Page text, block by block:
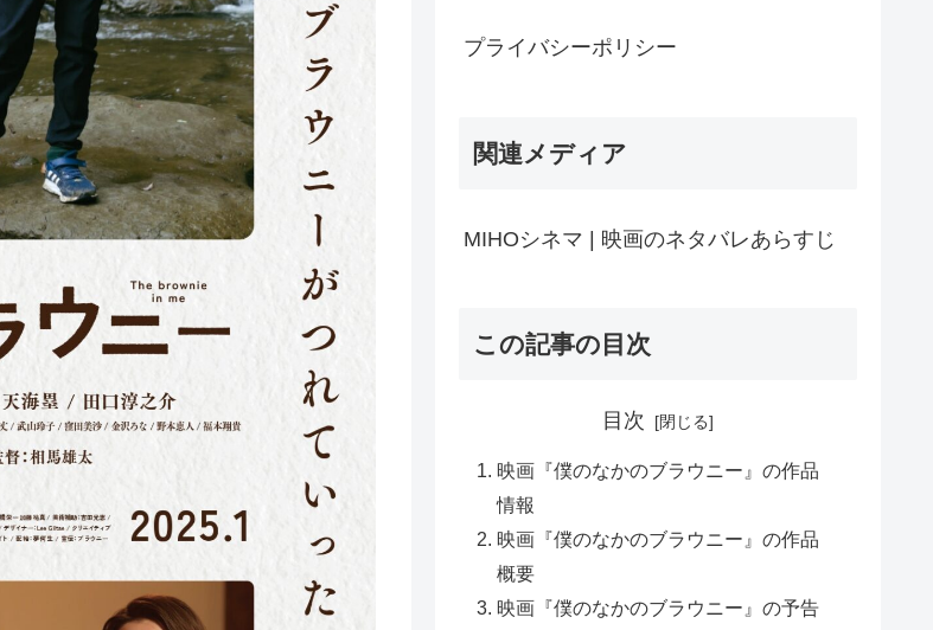
プライバシーポリシー
関連メディア
MIHOシネマ | 映画のネタバレあらすじ
この記事の目次
目次
映画『僕のなかのブラウニー』の作品
情報
映画『僕のなかのブラウニー』の作品
概要
映画『僕のなかのブラウニー』の予告